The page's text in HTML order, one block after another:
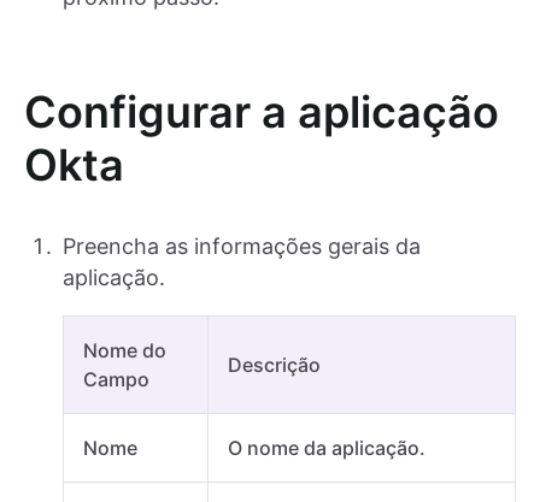
Configurar a aplicação
Okta
Preencha as informações gerais da
aplicação.
Nome do
Campo
Descrição
Nome O nome da aplicação.